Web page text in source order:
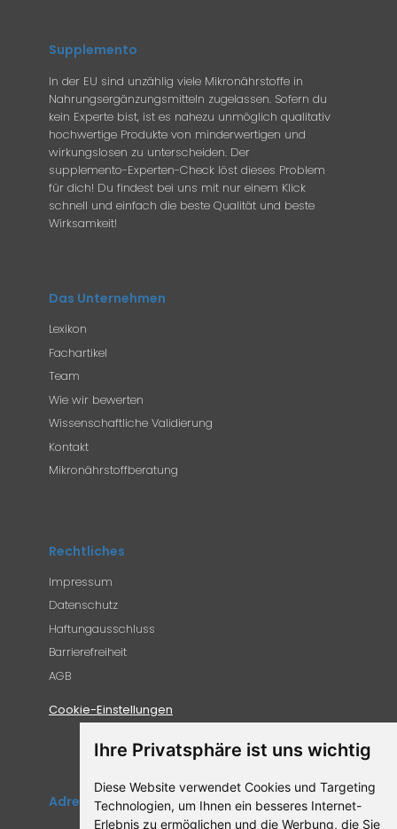
Ihre Privatsphäre ist uns wichtig
Diese Website verwendet Cookies und Targeting
Technologien, um Ihnen ein besseres Internet-
Erlebnis zu ermöglichen und die Werbung, die Sie
Supplemento
In der EU sind unzählig viele Mikronährstoffe in
Nahrungsergänzungsmitteln zugelassen. Sofern du
kein Experte bist, ist es nahezu unmöglich qualitativ
hochwertige Produkte von minderwertigen und
wirkungslosen zu unterscheiden. Der
supplemento-Experten-Check löst dieses Problem
für dich! Du findest bei uns mit nur einem Klick
schnell und einfach die beste Qualität und beste
Wirksamkeit!
Das Unternehmen
Lexikon
Fachartikel
Team
Wie wir bewerten
Wissenschaftliche Validierung
Kontakt
Mikronährstoffberatung
Rechtliches
Impressum
Datenschutz
Haftungausschluss
Barrierefreiheit
AGB
Cookie-Einstellungen
Adresse